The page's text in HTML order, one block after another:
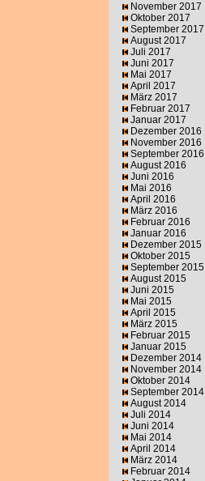
November 2017
Oktober 2017
September 2017
August 2017
Juli 2017
Juni 2017
Mai 2017
April 2017
März 2017
Februar 2017
Januar 2017
Dezember 2016
November 2016
September 2016
August 2016
Juni 2016
Mai 2016
April 2016
März 2016
Februar 2016
Januar 2016
Dezember 2015
Oktober 2015
September 2015
August 2015
Juni 2015
Mai 2015
April 2015
März 2015
Februar 2015
Januar 2015
Dezember 2014
November 2014
Oktober 2014
September 2014
August 2014
Juli 2014
Juni 2014
Mai 2014
April 2014
März 2014
Februar 2014